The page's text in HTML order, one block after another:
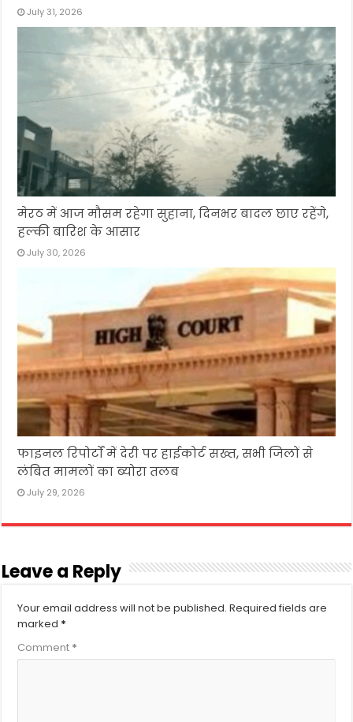
July 31, 2026
मेरठ में आज मौसम रहेगा सुहाना, दिनभर बादल छाए रहेंगे,
हल्की बारिश के आसार
July 30, 2026
फाइनल रिपोर्टों में देरी पर हाईकोर्ट सख्त, सभी जिलों से
लंबित मामलों का ब्योरा तलब
July 29, 2026
Leave a Reply
Your email address will not be published. Required fields are
marked *
Comment *